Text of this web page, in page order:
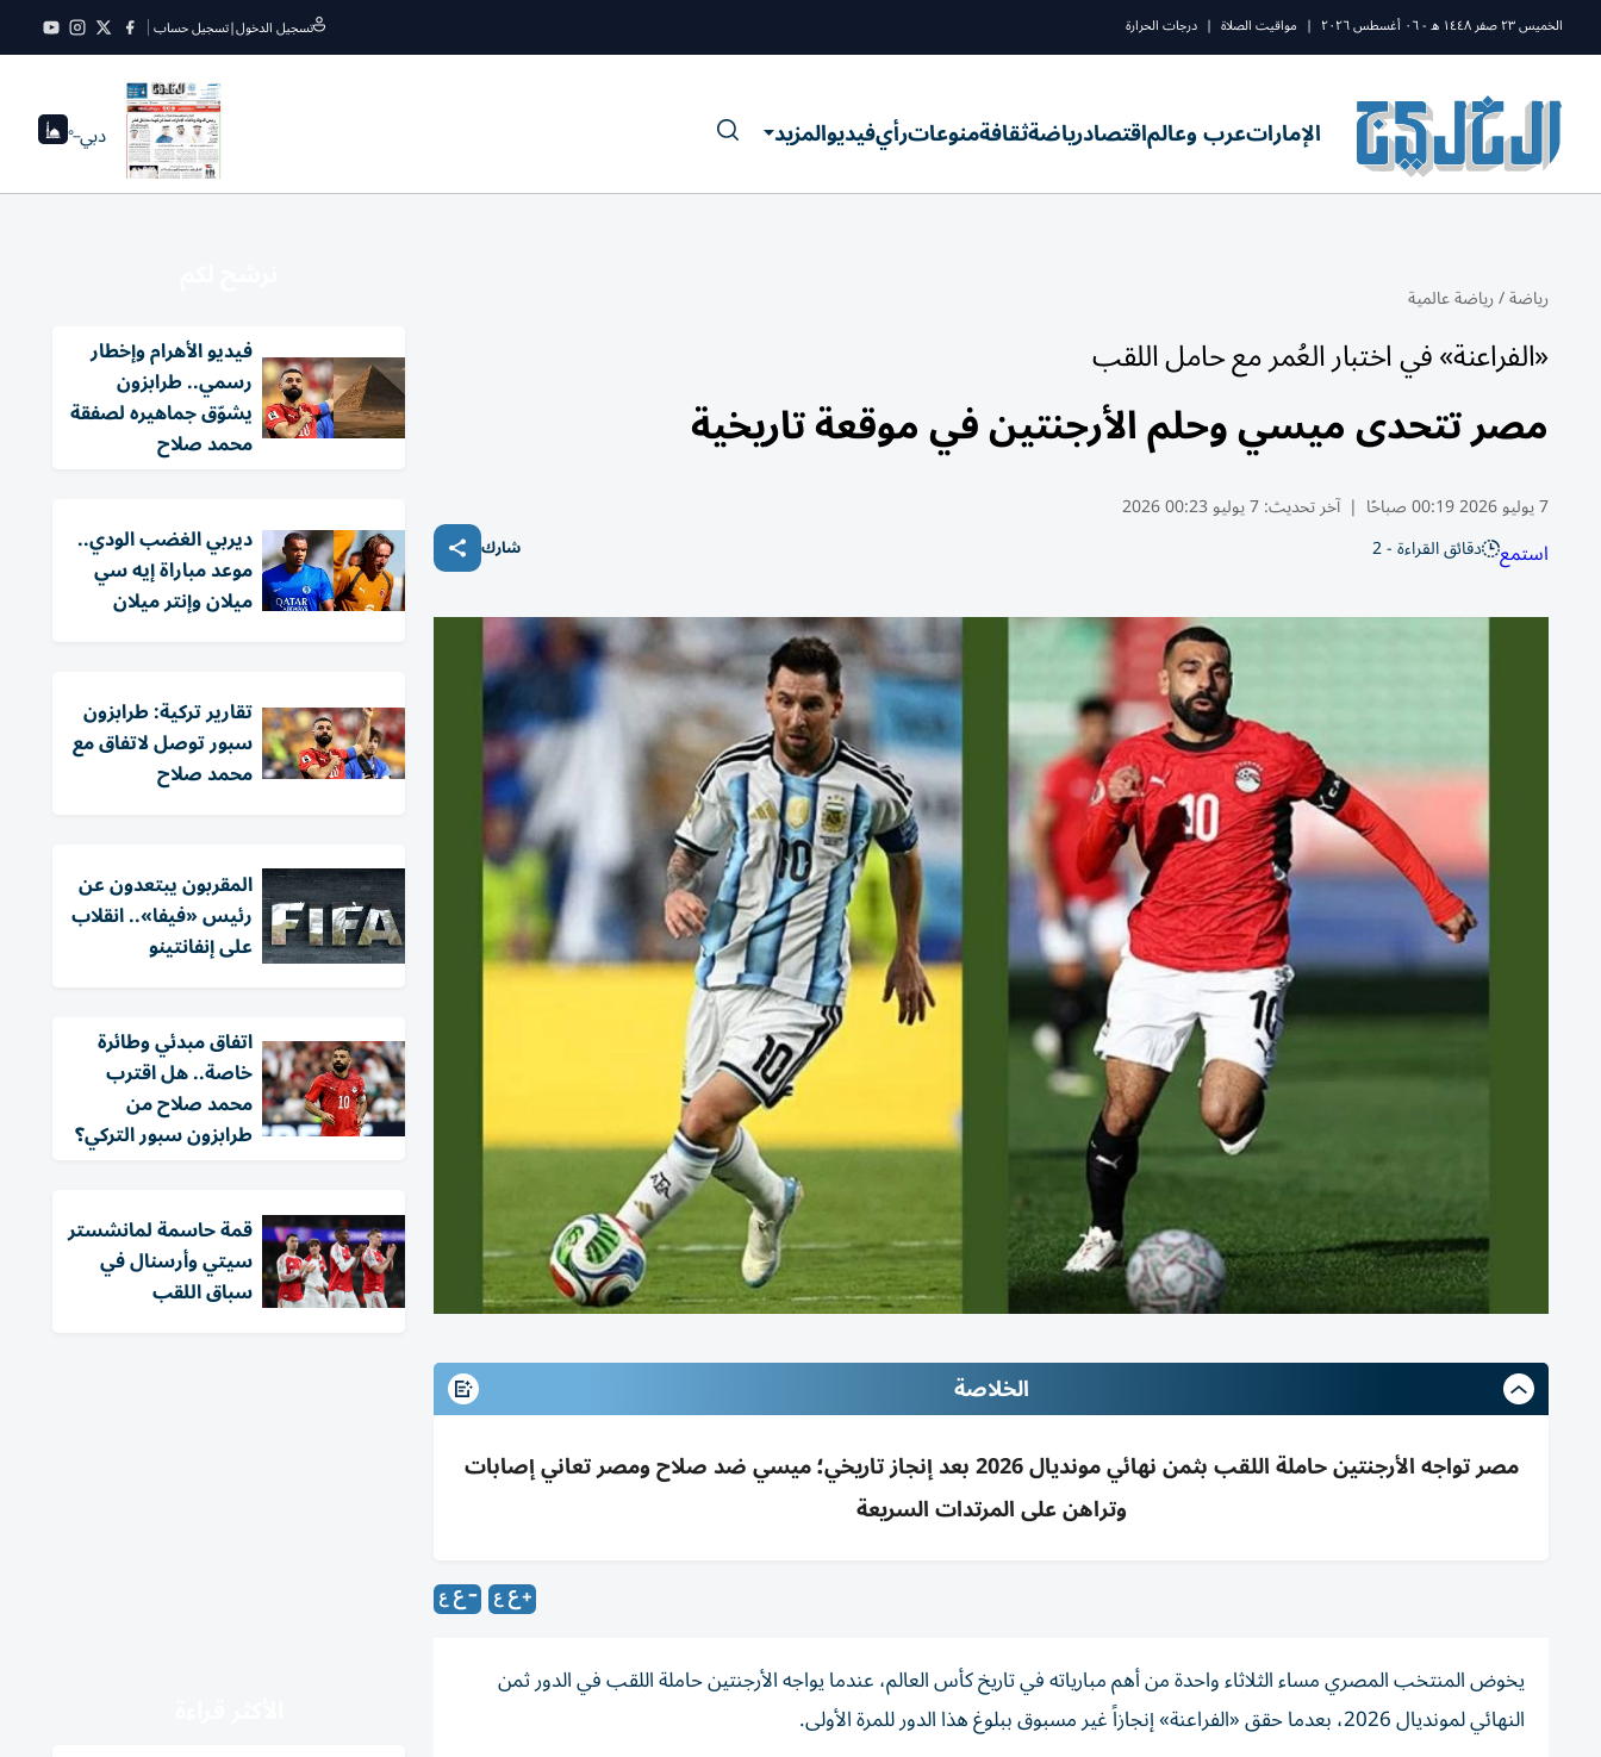
الخميس ٢٣ صفر ١٤٤٨ ه - ٠٦ أغسطس ٢٠٢٦ | مواقيت الصلاة | درجات الحرارة تسجيل الدخول|تسجيل حساب
الإماراتعرب وعالماقتصادرياضةثقافةمنوعاترأيفيديوالمزيد دبي--°
رياضة/رياضة عالمية
«الفراعنة» في اختبار العُمر مع حامل اللقب
مصر تتحدى ميسي وحلم الأرجنتين في موقعة تاريخية
7 يوليو 2026 00:19 صباحًا | آخر تحديث:7 يوليو 00:23 2026
استمع دقائق القراءة - 2 شارك
الخلاصة
مصر تواجه الأرجنتين حاملة اللقب بثمن نهائي مونديال 2026 بعد إنجاز تاريخي؛ ميسي ضد صلاح ومصر تعاني إصابات
وتراهن على المرتدات السريعة
يخوض المنتخب المصري مساء الثلاثاء واحدة من أهم مبارياته في تاريخ كأس العالم، عندما يواجه الأرجنتين حاملة اللقب في الدور ثمن
النهائي لمونديال 2026، بعدما حقق «الفراعنة» إنجازاً غير مسبوق ببلوغ هذا الدور للمرة الأولى.
فيديو الأهرام وإخطار
رسمي.. طرابزون
يشوّق جماهيره لصفقة
محمد صلاح
ديربي الغضب الودي..
موعد مباراة إيه سي
ميلان وإنتر ميلان
تقارير تركية: طرابزون
سبور توصل لاتفاق مع
محمد صلاح
المقربون يبتعدون عن
رئيس «فيفا».. انقلاب
على إنفانتينو
اتفاق مبدئي وطائرة
خاصة.. هل اقترب
محمد صلاح من
طرابزون سبور التركي؟
قمة حاسمة لمانشستر
سيتي وأرسنال في
سباق اللقب